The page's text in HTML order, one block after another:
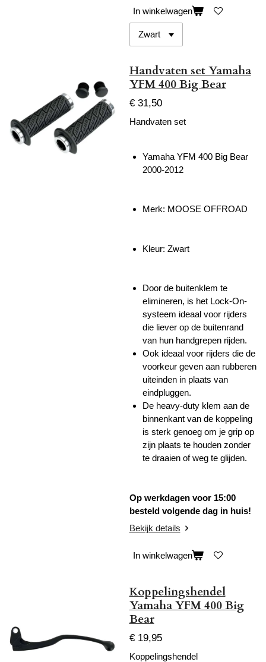
In winkelwagen
Handvaten set Yamaha
YFM 400 Big Bear
€ 31,50
Handvaten set
Yamaha YFM 400 Big Bear
2000-2012
Merk: MOOSE OFFROAD
Kleur: Zwart
Door de buitenklem te
elimineren, is het Lock-On-
systeem ideaal voor rijders
die liever op de buitenrand
van hun handgrepen rijden.
Ook ideaal voor rijders die de
voorkeur geven aan rubberen
uiteinden in plaats van
eindpluggen.
De heavy-duty klem aan de
binnenkant van de koppeling
is sterk genoeg om je grip op
zijn plaats te houden zonder
te draaien of weg te glijden.
Op werkdagen voor 15:00
besteld volgende dag in huis!
Bekijk details
In winkelwagen
Koppelingshendel
Yamaha YFM 400 Big
Bear
€ 19,95
Koppelingshendel